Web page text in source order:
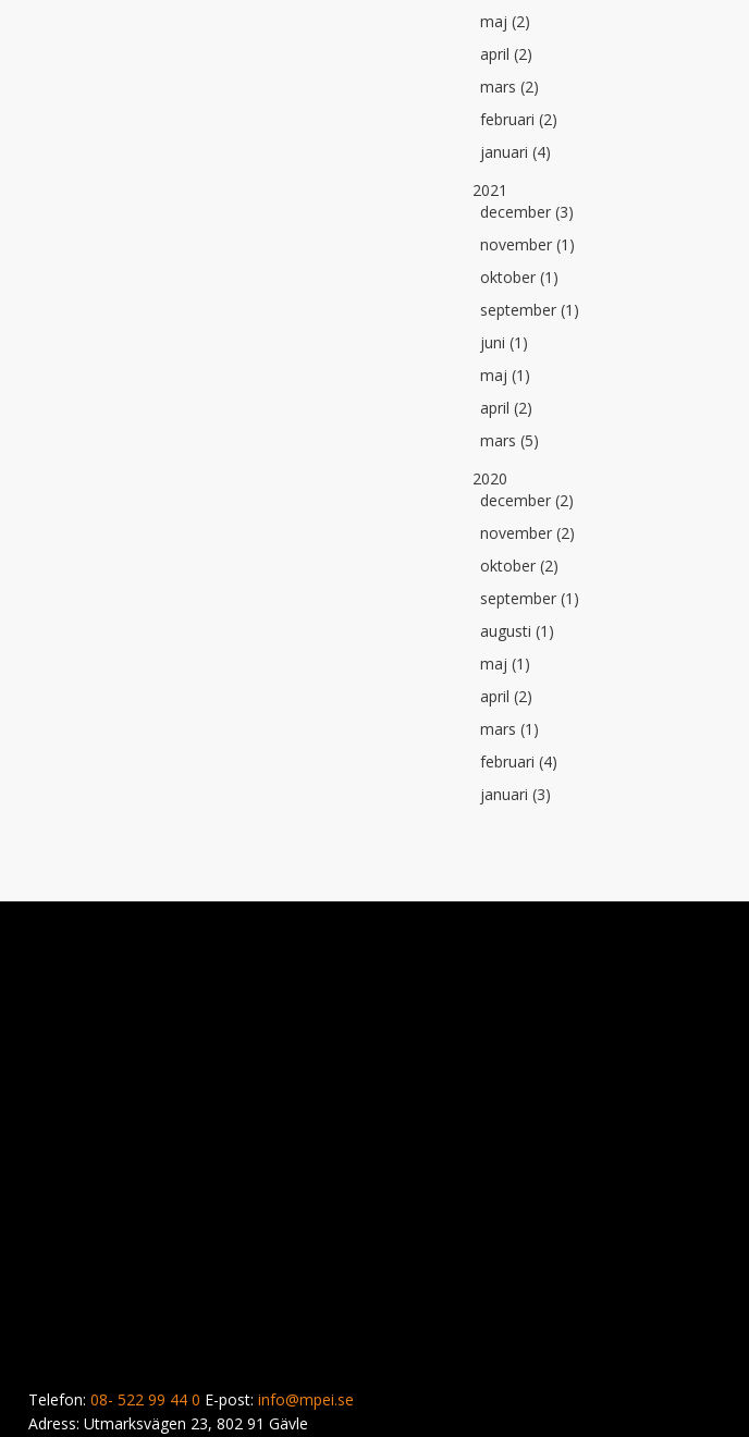
maj (2)
april (2)
mars (2)
februari (2)
januari (4)
2021
december (3)
november (1)
oktober (1)
september (1)
juni (1)
maj (1)
april (2)
mars (5)
2020
december (2)
november (2)
oktober (2)
september (1)
augusti (1)
maj (1)
april (2)
mars (1)
februari (4)
januari (3)
Telefon: 08- 522 99 44 0 E-post: info@mpei.se
Adress: Utmarksvägen 23, 802 91 Gävle